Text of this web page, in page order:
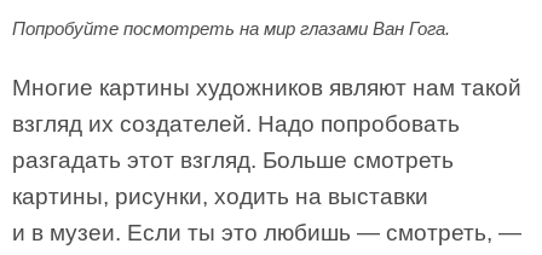
Попробуйте посмотреть на мир глазами Ван Гога.
Многие картины художников являют нам такой
взгляд их созда­телей. Надо попробовать
разгадать этот взгляд. Больше смотреть
картины, рисунки, ходить на выставки
и в музеи. Если ты это любишь — смотреть, —